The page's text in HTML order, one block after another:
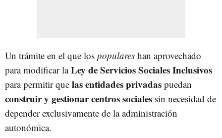
Un trámite en el que los populares han aprovechado
para modificar laLey de Servicios Sociales Inclusivos
para permitir que las entidades privadas puedan
construir y gestionar centros sociales sin necesidad de
depender exclusivamente de la administración
autonómica.